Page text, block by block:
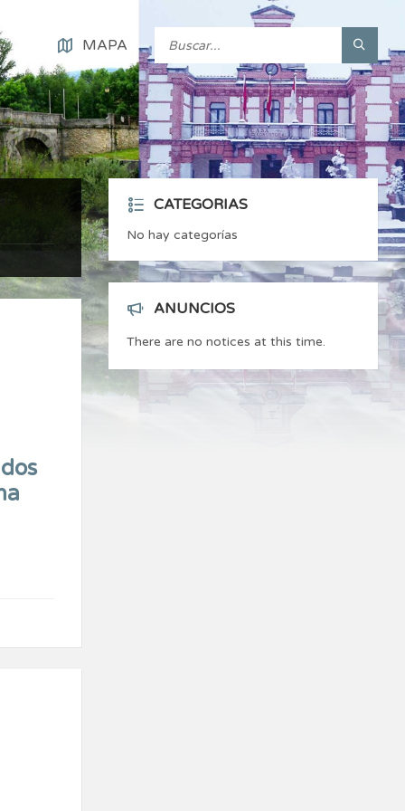
MAPA
CATEGORIAS
No hay categorías
ANUNCIOS
There are no notices at this time.